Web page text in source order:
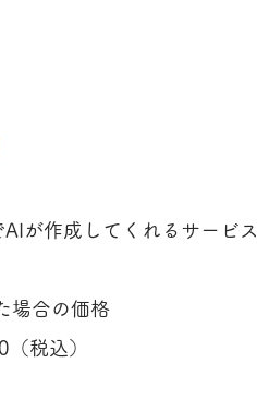
が作成してくれるサービス
場合の価格
税込）